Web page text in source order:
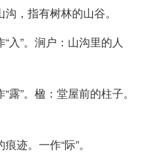
，指有树林的山谷。
入”。涧户：山沟里的人
”。楹：堂屋前的柱子。
迹。一作“际”。